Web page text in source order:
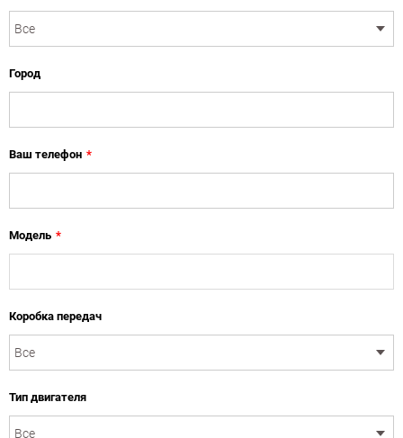
Город
Ваш телефон *
Модель *
Коробка передач
Тип двигателя